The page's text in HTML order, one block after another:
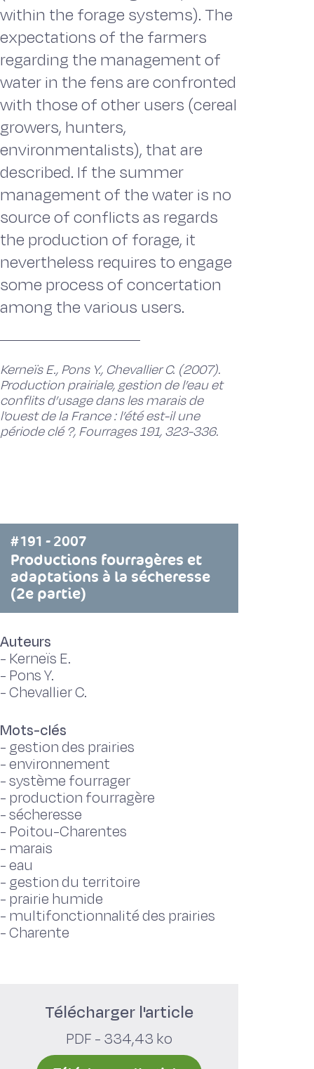
within the forage systems). The
expectations of the farmers
regarding the management of
water in the fens are confronted
with those of other users (cereal
growers, hunters,
environmentalists), that are
described. If the summer
management of the water is no
source of conflicts as regards
the production of forage, it
nevertheless requires to engage
some process of concertation
among the various users.
Kerneïs E., Pons Y., Chevallier C. (2007).
Production prairiale, gestion de l’eau et
conflits d’usage dans les marais de
l'ouest de la France : l’été est-il une
période clé ?, Fourrages 191, 323-336.
#191 - 2007
Productions fourragères et
adaptations à la sécheresse
(2e partie)
Auteurs
- Kerneïs E.
- Pons Y.
-Chevallier C.
Mots-clés
- gestion des prairies
-environnement
-système fourrager
- production fourragère
-sécheresse
- Poitou-Charentes
- marais
-eau
- gestion du territoire
- prairie humide
- multifonctionnalité des prairies
-Charente
Télécharger l'article
PDF - 334,43 ko